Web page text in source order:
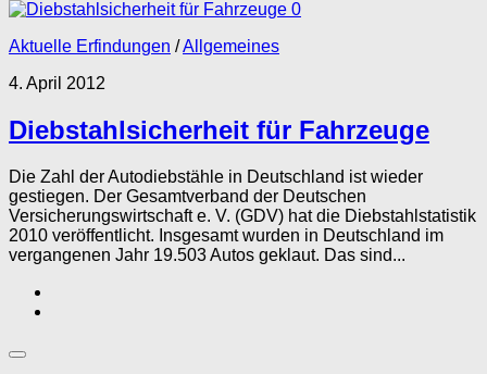
0
Aktuelle Erfindungen /Allgemeines
4. April 2012
Diebstahlsicherheit für Fahrzeuge
Die Zahl der Autodiebstähle in Deutschland ist wieder
gestiegen. Der Gesamtverband der Deutschen
Versicherungswirtschaft e. V. (GDV) hat die Diebstahlstatistik
2010 veröffentlicht. Insgesamt wurden in Deutschland im
vergangenen Jahr 19.503 Autos geklaut. Das sind...